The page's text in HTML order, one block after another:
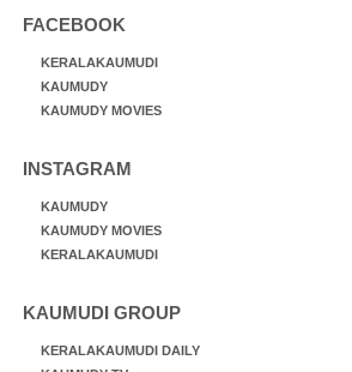
FACEBOOK
KERALAKAUMUDI
KAUMUDY
KAUMUDY MOVIES
INSTAGRAM
KAUMUDY
KAUMUDY MOVIES
KERALAKAUMUDI
KAUMUDI GROUP
KERALAKAUMUDI DAILY